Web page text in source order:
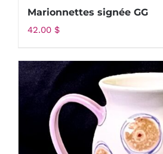
Marionnettes signée GG
42.00 $